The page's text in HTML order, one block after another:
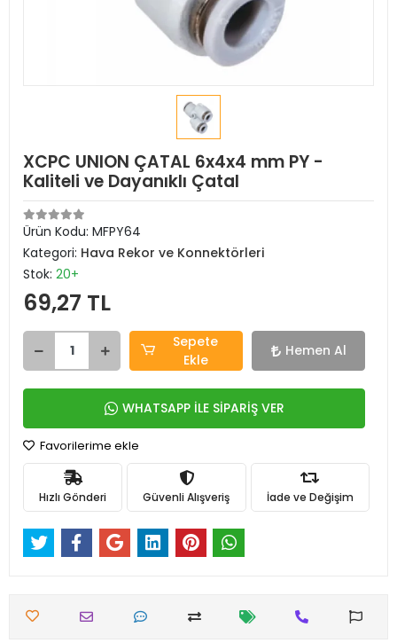
XCPC UNION ÇATAL 6x4x4 mm PY -
Kaliteli ve Dayanıklı Çatal
Ürün Kodu: MFPY64
Kategori: Hava Rekor ve Konnektörleri
Stok: 20+
69,27 TL
Sepete
Ekle
Hemen Al
WHATSAPP İLE SİPARİŞ VER
Favorilerime ekle
Hızlı Gönderi Güvenli Alışveriş İade ve Değişim